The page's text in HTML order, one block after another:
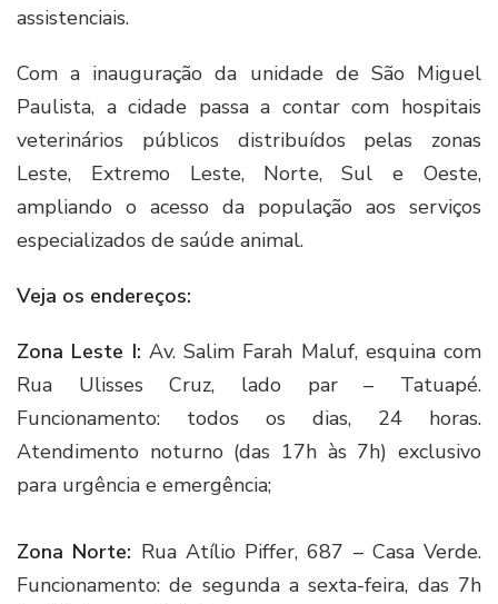
assistenciais.
Com a inauguração da unidade de São Miguel
Paulista, a cidade passa a contar com hospitais
veterinários públicos distribuídos pelas zonas
Leste, Extremo Leste, Norte, Sul e Oeste,
ampliando o acesso da população aos serviços
especializados de saúde animal.
Veja os endereços:
Zona Leste I: Av. Salim Farah Maluf, esquina com
Rua Ulisses Cruz, lado par – Tatuapé.
Funcionamento: todos os dias, 24 horas.
Atendimento noturno (das 17h às 7h) exclusivo
para urgência e emergência;
Zona Norte: Rua Atílio Piffer, 687 – Casa Verde.
Funcionamento: de segunda a sexta-feira, das 7h